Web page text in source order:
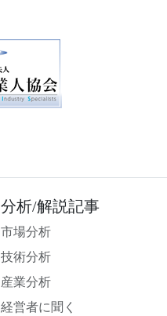
分析/解説記事
市場分析
技術分析
産業分析
経営者に聞く